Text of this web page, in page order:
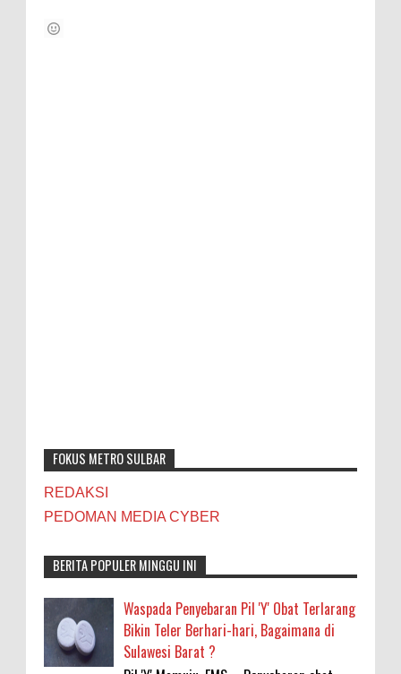
FOKUS METRO SULBAR
REDAKSI
PEDOMAN MEDIA CYBER
BERITA POPULER MINGGU INI
Waspada Penyebaran Pil 'Y' Obat Terlarang
Bikin Teler Berhari-hari, Bagaimana di
Sulawesi Barat ?